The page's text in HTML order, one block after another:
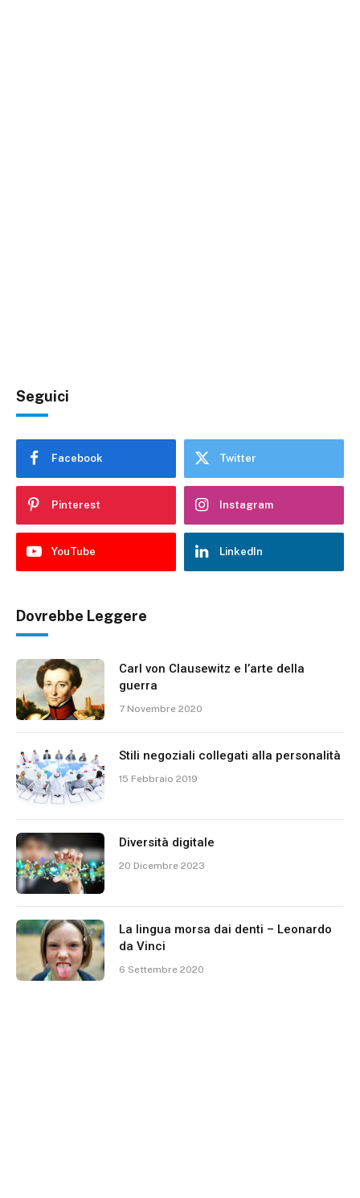
Seguici
Facebook Twitter
Pinterest Instagram
YouTube LinkedIn
Dovrebbe Leggere
Carl von Clausewitz e l’arte della
guerra
7 Novembre 2020
Stili negoziali collegati alla personalità
15 Febbraio 2019
Diversità digitale
20 Dicembre 2023
La lingua morsa dai denti – Leonardo
da Vinci
6 Settembre 2020